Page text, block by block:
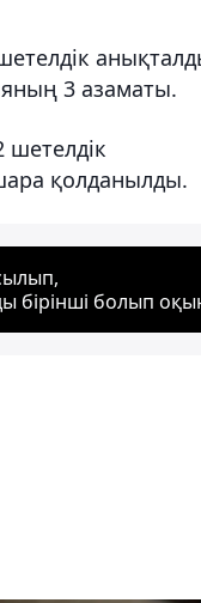
3 азаматы.
қолданылды.
бірінші болып